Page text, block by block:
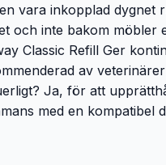
vara inkopplad
och inte bakom
Classic Refill Ger
av
Ja, för att
med en kompatibel